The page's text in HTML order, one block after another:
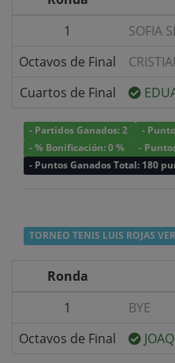
1
SOFIA
Octavos de Final
Cuartos de Final
- Partidos Ganados: 2
-
- % Bonificación: 0 %
-
- Puntos Ganados Total: 180
TORNEO TENIS LUIS ROJAS
Ronda
1
BYE
Octavos de Final